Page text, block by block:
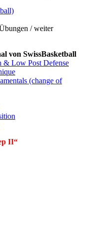
/ weiter
von SwissBasketball
& Low Post Defense
(change of
II“